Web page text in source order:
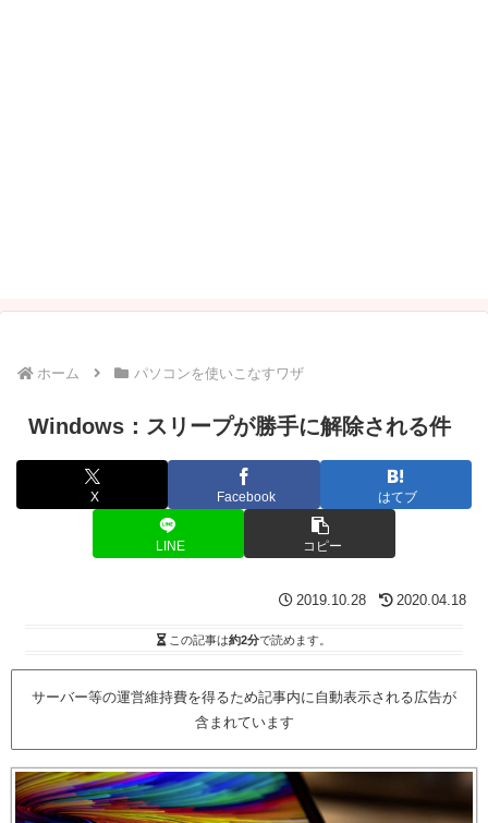
ホーム パソコンを使いこなすワザ
Windows：スリープが勝手に解除される件
X Facebook はてブ
LINE コピー
2019.10.28 2020.04.18
この記事は約2分で読めます。
サーバー等の運営維持費を得るため記事内に自動表示される広告が
含まれています